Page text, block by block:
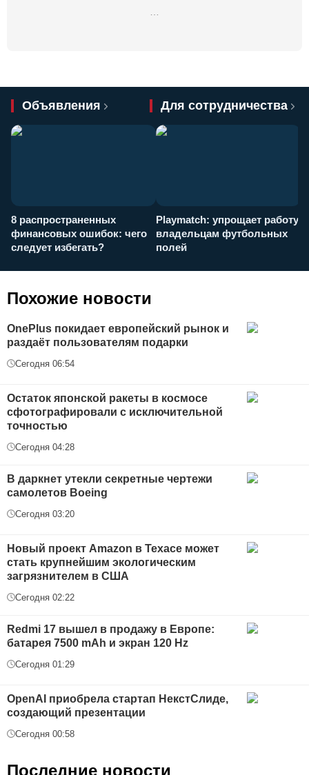
Объявления Для сотрудничества
8 распространенных
финансовых ошибок: чего
следует избегать?
Playmatch: упрощает работу
владельцам футбольных
полей
Похожие новости
OnePlus покидает европейский рынок и
раздаёт пользователям подарки
Сегодня 06:54
Остаток японской ракеты в космосе
сфотографировали с исключительной
точностью
Сегодня 04:28
В даркнет утекли секретные чертежи
самолетов Boeing
Сегодня 03:20
Новый проект Amazon в Техасе может
стать крупнейшим экологическим
загрязнителем в США
Сегодня 02:22
Redmi 17 вышел в продажу в Европе:
батарея 7500 mAh и экран 120 Hz
Сегодня 01:29
OpenAI приобрела стартап НекстСлиде,
создающий презентации
Сегодня 00:58
Последние новости